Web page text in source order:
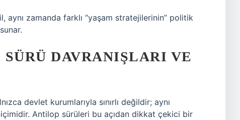
zamanda farklı “yaşam stratejilerinin” politik
DAVRANIŞLARI VE
devlet kurumlarıyla sınırlı değildir; aynı
Antilop sürüleri bu açıdan dikkat çekici bir